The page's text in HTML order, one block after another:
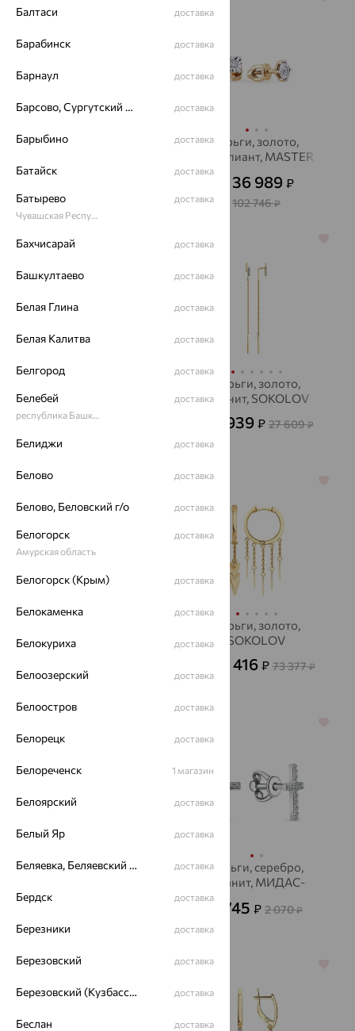
Серьги, золото,
8 943
серьги, золото,
бриллиант, MASTER
36 989₽
102 746₽
султанит, ЮЗ
АЛЕКСАНДРА
59 981
Серьги, золото,
фианит, SOKOLOV
9 939 ₽ 27 609₽
64%
фианит, SOKOLOV
64%
Серьги, золото,
SOKOLOV
26 416 ₽ 73 377₽
Серьги, золото,
120 887
Серьги, серебро,
фианит, МИДАС-
745₽ 2 070₽
64% 64%
Балтаси доставка
Барабинск доставка
Барнаул доставка
Барсово, Сургутский район доставка
Барыбино доставка
Батайск доставка
Батырево
Чувашская Республика - Чувашия
доставка
Бахчисарай доставка
Башкултаево доставка
Белая Глина доставка
Белая Калитва доставка
Белгород доставка
Белебей
республика Башкортостан
доставка
Белиджи доставка
Белово доставка
Белово, Беловский г/о доставка
Белогорск
Амурская область
доставка
Белогорск (Крым) доставка
Белокаменка доставка
Белокуриха доставка
Белоозерский доставка
Белоостров доставка
Белорецк доставка
Белореченск 1 магазин
Белоярский доставка
Белый Яр доставка
Беляевка, Беляевский р-он доставка
Бердск доставка
Березники доставка
Березовский доставка
Березовский (Кузбасс), Берёзовский г/о доставка
Беслан доставка